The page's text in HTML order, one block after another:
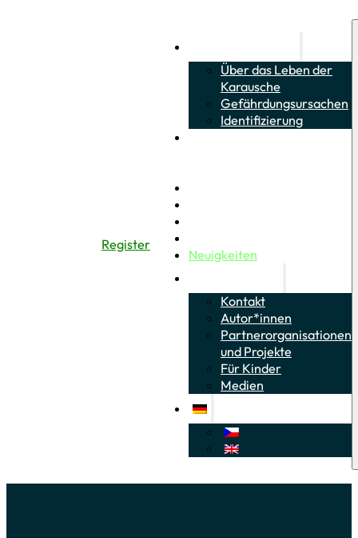
Über das Leben der
Karausche
Gefährdungsursachen
Identifizierung
Neuigkeiten
Kontakt
Autor*innen
Partnerorganisationen
und Projekte
Für Kinder
Medien
Register